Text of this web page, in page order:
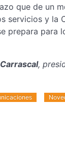
que de un
servicios y la
prepara para
,